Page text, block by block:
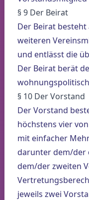
§ 9 Der Beirat
Der Beirat
weiteren
und entlässt die
Der Beirat berät
§ 10 Der Vorstand
Der Vorstand
höchstens vier
mit einfacher
darunter dem/der
dem/der zweiten
jeweils zwei